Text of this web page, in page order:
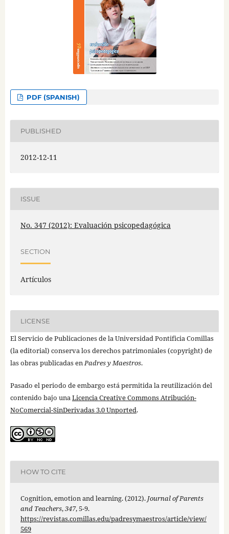
PDF (SPANISH)
PUBLISHED
2012-12-11
ISSUE
No. 347 (2012): Evaluación psicopedagógica
SECTION
Artículos
LICENSE
El Servicio de Publicaciones de la Universidad Pontificia Comillas
(la editorial) conserva los derechos patrimoniales (copyright) de
las obras publicadas enPadres y Maestros.
Pasado el periodo de embargo está permitida la reutilización del
contenido bajo unaLicencia Creative Commons Atribución-
NoComercial-SinDerivadas 3.0 Unported.
HOW TO CITE
Cognition, emotion and learning. (2012). Journal of Parents
and Teachers,347, 5-9.
https://revistas.comillas.edu/padresymaestros/article/view/
569